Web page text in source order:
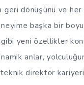
dönüşünü ve
başka bir
yeni özellikler
anlar,
direktör